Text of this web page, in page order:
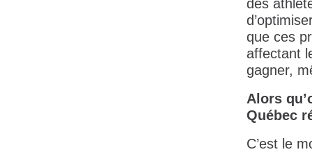
des
que ces
affectant
gagner,
Alors
Québec
C’est le